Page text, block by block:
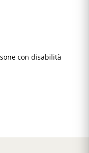
con disabilità